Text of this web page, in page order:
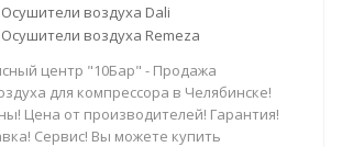
Осушители воздуха Dali
Осушители воздуха Remeza
центр "10Бар" - Продажа
для компрессора в Челябинске!
Цена от производителей! Гарантия!
Сервис! Вы можете купить